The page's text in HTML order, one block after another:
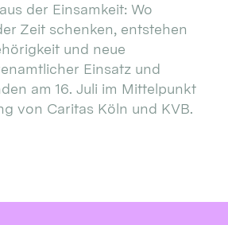
der Einsamkeit: Wo
Zeit schenken, entstehen
und neue
Einsatz und
am 16. Juli im Mittelpunkt
von Caritas Köln und KVB.